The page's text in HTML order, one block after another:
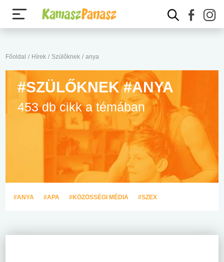
Főoldal / Hírek / Szülőknek / anya
#SZÜLŐKNEK #ANYA
453 db cikk a témában
#ANYA #APA #KÖZÖSSÉGI MÉDIA #SZEX